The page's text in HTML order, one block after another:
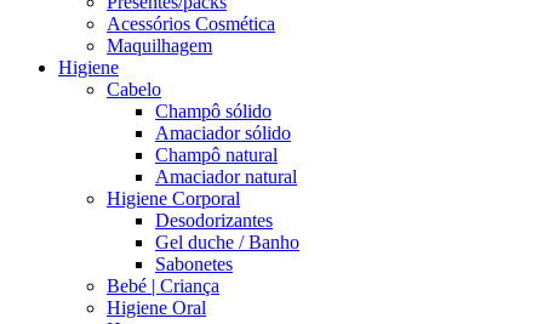
Acessórios Cosmética
Maquilhagem
Higiene
Cabelo
Champô sólido
Amaciador sólido
Champô natural
Amaciador natural
Higiene Corporal
Desodorizantes
Gel duche / Banho
Sabonetes
Bebé | Criança
Higiene Oral